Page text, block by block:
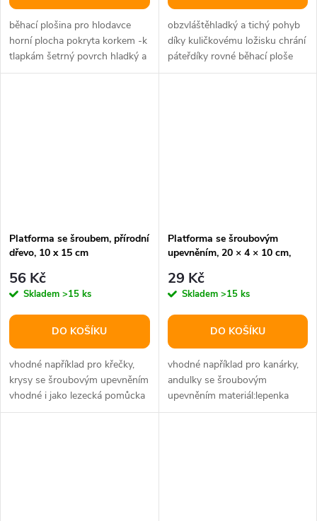
běhací plošina pro hlodavce
horní plocha pokryta korkem -k
tlapkám šetrný povrch hladký a
tichý chod díky kuličkovým...
obzvláštěhladký a tichý pohyb
díky kuličkovému ložisku chrání
páteřdíky rovné běhací ploše
běhací plocha je potažena...
Platforma se šroubem, přírodní
dřevo, 10 x 15 cm
56 Kč
Skladem >15 ks
DO KOŠÍKU
vhodné například pro křečky,
krysy se šroubovým upevněním
vhodné i jako lezecká pomůcka
materiál:kůrové dřevo...
Platforma se šroubovým
upevněním, 20 × 4 × 10 cm,
29 Kč
Skladem >15 ks
DO KOŠÍKU
vhodné například pro kanárky,
andulky se šroubovým
upevněním materiál:lepenka
rozměry:20 × 4 × 10 cm